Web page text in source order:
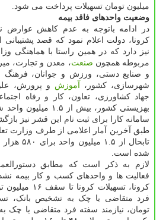
میلیون تومان تسهیلات پرداخت می شود.
وضعیت واحدهای فاقد بیمه
در ادامه باتوجه به عدم کاهش عوارض
کرونا، دولت اعلام نمود که قصد پشتیبانی
نیز دارد که در همین راستا با هماهنگی
مربوطه همچون صنعت، معدن و تجارت،
و صنایع دستی، ورزش و جوانان، فرهنگ
شهرسازی، کشور،
آموزش و پرورش،
جهاد کشاورزی، تعاون، کار و رفاه
سامانه کارا برای ثبت نام این قشر نیز
طبق آخرین آمار اعلامی از طرف وزارت
تابحال از
شده است.
لازم به ذکر است که مطابق
فعالیت ها و واحدهای کسب و کار بیمه
کرونا، تسهیلات
تومان، نیازمند سفته فرد متقاضی یا چک